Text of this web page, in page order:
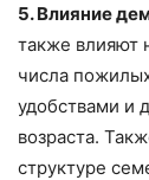
5. Влияние
также влияют
числа
удобствами и
возраста.
структуре